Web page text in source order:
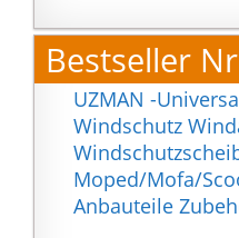
2-
Bestseller
UZMAN -
Windschutz
Moped/Mofa/
Anbauteile